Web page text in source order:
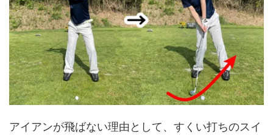
アイアンが飛ばない理由として、すくい打ちのスイ